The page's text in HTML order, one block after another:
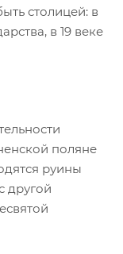
столицей: в
в 19 веке
поляне
руины
другой